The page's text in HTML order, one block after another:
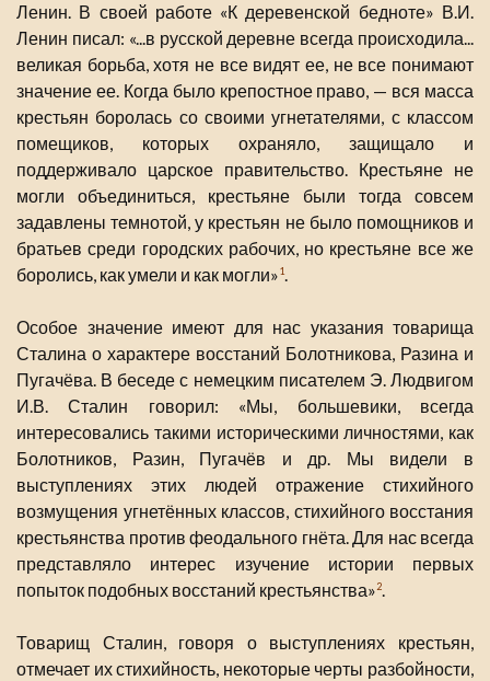
Ленин. В своей работе «К деревенской бедноте» В.И.
Ленин писал: «...в русской деревне всегда происходила...
великая борьба, хотя не все видят ее, не все понимают
значение ее. Когда было крепостное право, — вся масса
крестьян боролась со своими угнетателями, с классом
помещиков, которых охраняло, защищало и
поддерживало царское правительство. Крестьяне не
могли объединиться, крестьяне были тогда совсем
задавлены темнотой, у крестьян не было помощников и
братьев среди городских рабочих, но крестьяне все же
боролись, как умели и как могли»1.
Особое значение имеют для нас указания товарища
Сталина о характере восстаний Болотникова, Разина и
Пугачёва. В беседе с немецким писателем Э. Людвигом
И.В. Сталин говорил: «Мы, большевики, всегда
интересовались такими историческими личностями, как
Болотников, Разин, Пугачёв и др. Мы видели в
выступлениях этих людей отражение стихийного
возмущения угнетённых классов, стихийного восстания
крестьянства против феодального гнёта. Для нас всегда
представляло интерес изучение истории первых
попыток подобных восстаний крестьянства»2.
Товарищ Сталин, говоря о выступлениях крестьян,
отмечает их стихийность, некоторые черты разбойности,